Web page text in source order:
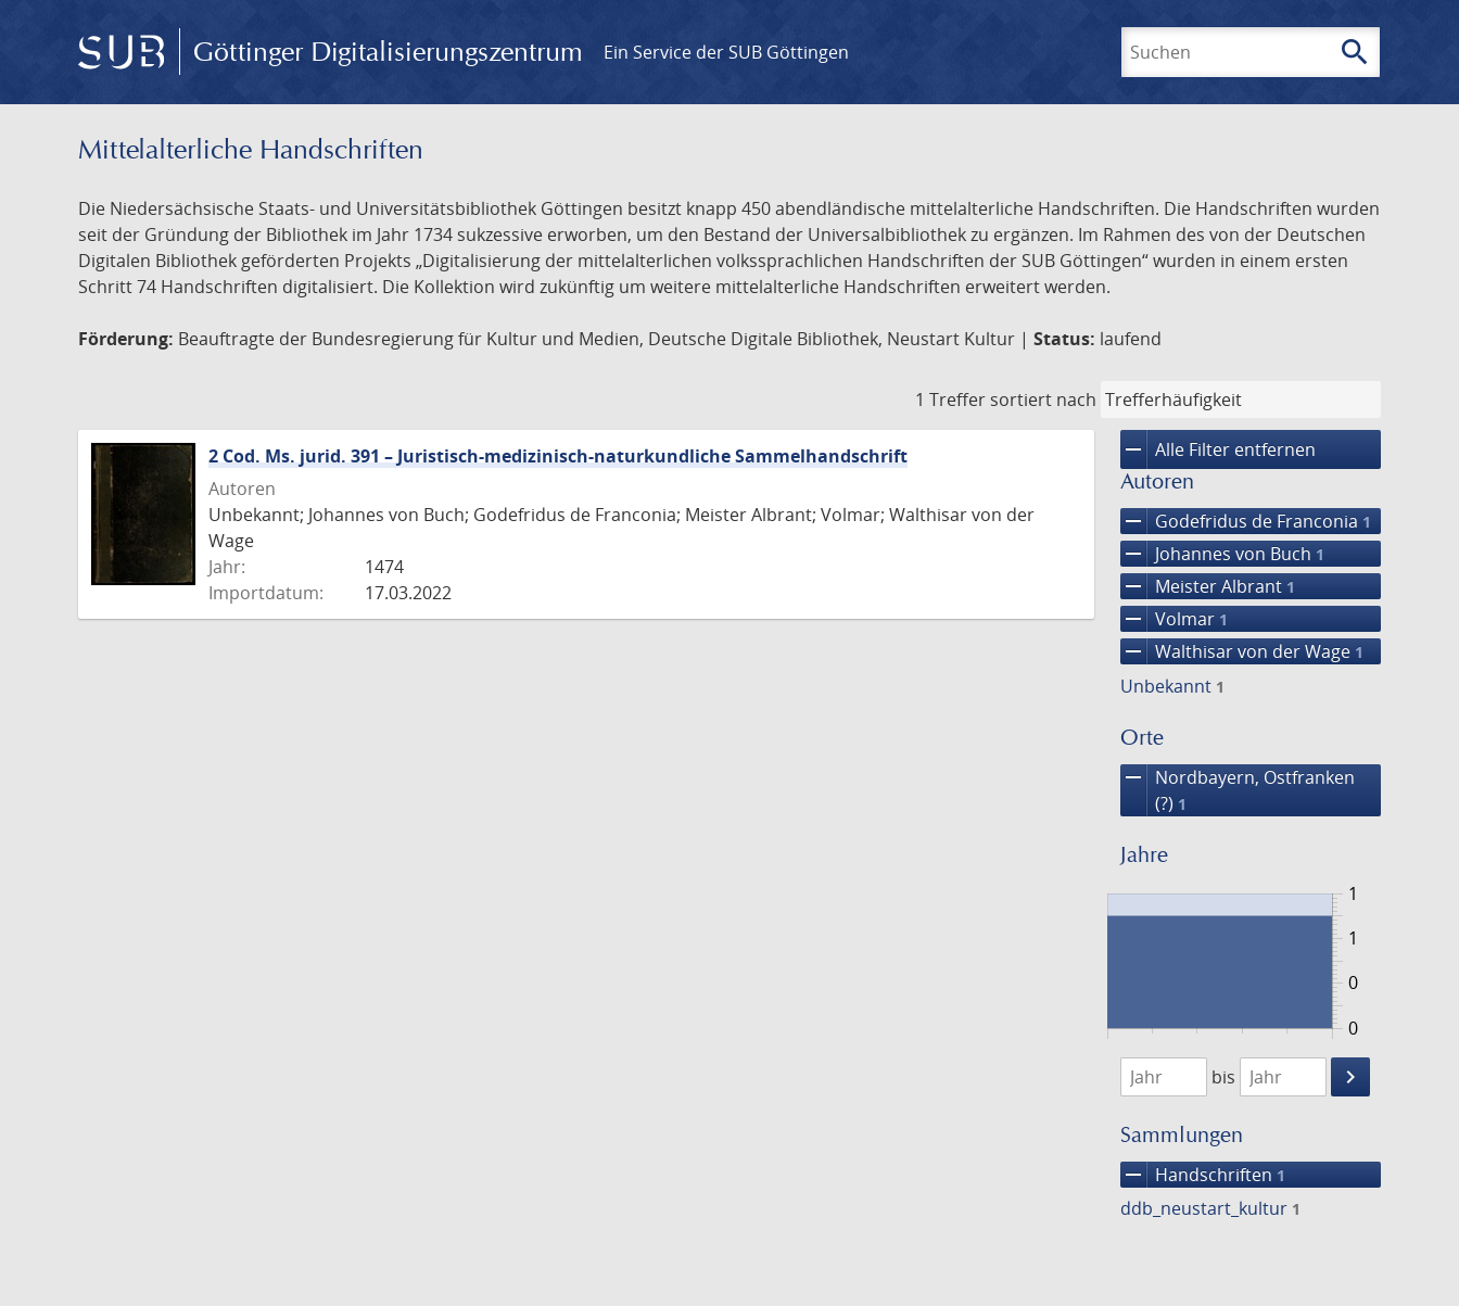
Göttinger Digitalisierungszentrum Ein Service der SUB Göttingen search
Mittelalterliche Handschriften
Die Niedersächsische Staats- und Universitätsbibliothek Göttingen besitzt knapp 450 abendländische mittelalterliche Handschriften. Die Handschriften wurden
seit der Gründung der Bibliothek im Jahr 1734 sukzessive erworben, um den Bestand der Universalbibliothek zu ergänzen. Im Rahmen des von der Deutschen
Digitalen Bibliothek geförderten Projekts „Digitalisierung der mittelalterlichen volkssprachlichen Handschriften der SUB Göttingen“ wurden in einem ersten
Schritt 74 Handschriften digitalisiert. Die Kollektion wird zukünftig um weitere mittelalterliche Handschriften erweitert werden.
Förderung: Beauftragte der Bundesregierung für Kultur und Medien, Deutsche Digitale Bibliothek, Neustart Kultur | Status: laufend
1 Treffer sortiert nach
remove Alle Filter entfernen
Autoren
remove Godefridus de Franconia 1
remove Johannes von Buch 1
remove Meister Albrant 1
remove Volmar 1
remove Walthisar von der Wage 1
Unbekannt 1
Orte
remove
Nordbayern, Ostfranken
(?) 1
Jahre
0
1
0
1
1474
1475
bis
keyboard_arrow_right
Suche
Sammlungen
remove Handschriften 1
ddb_neustart_kultur 1
2 Cod. Ms. jurid. 391 – Juristisch-medizinisch-naturkundliche Sammelhandschrift
Autoren
Unbekannt; Johannes von Buch; Godefridus de Franconia; Meister Albrant; Volmar; Walthisar von der
Wage
Jahr:
1474
Importdatum:
17.03.2022